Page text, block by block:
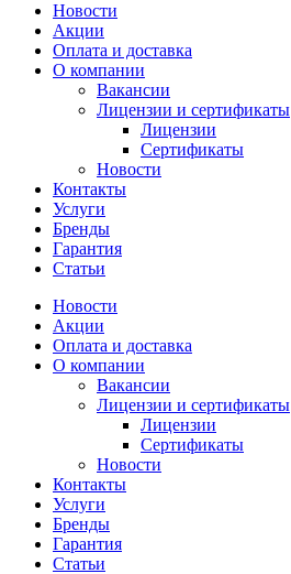
Новости
Акции
Оплата и доставка
О компании
Вакансии
Лицензии и сертификаты
Лицензии
Сертификаты
Новости
Контакты
Услуги
Бренды
Гарантия
Статьи
Новости
Акции
Оплата и доставка
О компании
Вакансии
Лицензии и сертификаты
Лицензии
Сертификаты
Новости
Контакты
Услуги
Бренды
Гарантия
Статьи